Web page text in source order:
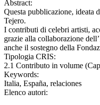
Abstract:
Questa pubblicazione, ideata
Tejero.
I contributi di celebri artisti,
grazie alla collaborazione
anche il sostegno della
Tipologia CRIS:
2.1 Contributo in volume
Keywords:
Italia, España, relaciones
Elenco autori: